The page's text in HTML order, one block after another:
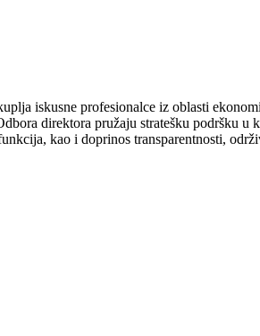
iskusne profesionalce iz oblasti
direktora pružaju stratešku podršku
kao i doprinos transparentnosti,